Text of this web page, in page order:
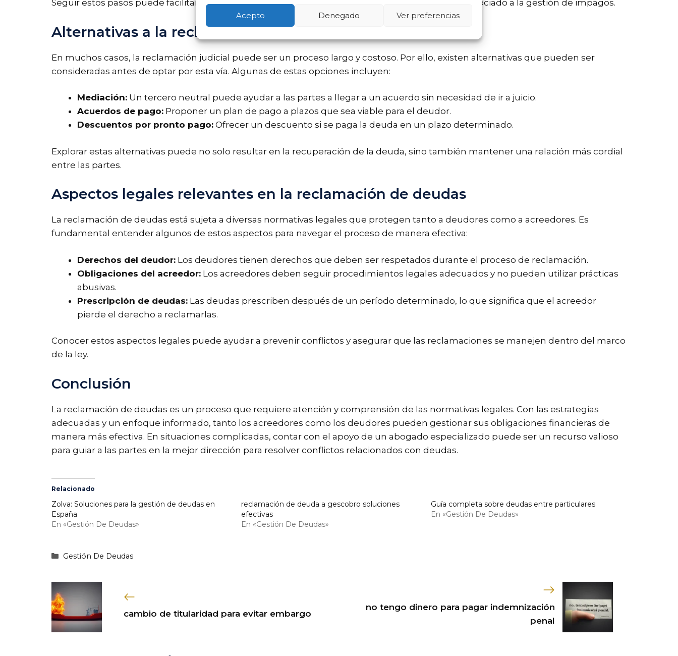
Acepto Denegado Ver preferencias
Seguir estos pasos puede facilitar el proceso de recuperación de la deuda y minimizar el estrés asociado a la gestión de impagos.
Alternativas a la reclamación judicial
En muchos casos, la reclamación judicial puede ser un proceso largo y costoso. Por ello, existen alternativas que pueden ser
consideradas antes de optar por esta vía. Algunas de estas opciones incluyen:
Mediación: Un tercero neutral puede ayudar a las partes a llegar a un acuerdo sin necesidad de ir a juicio.
Acuerdos de pago: Proponer un plan de pago a plazos que sea viable para el deudor.
Descuentos por pronto pago: Ofrecer un descuento si se paga la deuda en un plazo determinado.
Explorar estas alternativas puede no solo resultar en la recuperación de la deuda, sino también mantener una relación más cordial
entre las partes.
Aspectos legales relevantes en la reclamación de deudas
La reclamación de deudas está sujeta a diversas normativas legales que protegen tanto a deudores como a acreedores. Es
fundamental entender algunos de estos aspectos para navegar el proceso de manera efectiva:
Derechos del deudor: Los deudores tienen derechos que deben ser respetados durante el proceso de reclamación.
Obligaciones del acreedor: Los acreedores deben seguir procedimientos legales adecuados y no pueden utilizar prácticas
abusivas.
Prescripción de deudas: Las deudas prescriben después de un período determinado, lo que significa que el acreedor
pierde el derecho a reclamarlas.
Conocer estos aspectos legales puede ayudar a prevenir conflictos y asegurar que las reclamaciones se manejen dentro del marco
de la ley.
Conclusión
La reclamación de deudas es un proceso que requiere atención y comprensión de las normativas legales. Con las estrategias
adecuadas y un enfoque informado, tanto los acreedores como los deudores pueden gestionar sus obligaciones financieras de
manera más efectiva. En situaciones complicadas, contar con el apoyo de un abogado especializado puede ser un recurso valioso
para guiar a las partes en la mejor dirección para resolver conflictos relacionados con deudas.
Relacionado
Zolva: Soluciones para la gestión de deudas en
España
En «Gestión De Deudas»
reclamación de deuda a gescobro soluciones
efectivas
En «Gestión De Deudas»
Guía completa sobre deudas entre particulares
En «Gestión De Deudas»
Categorías
Gestión De Deudas
cambio de titularidad para evitar embargo
no tengo dinero para pagar indemnización
penal